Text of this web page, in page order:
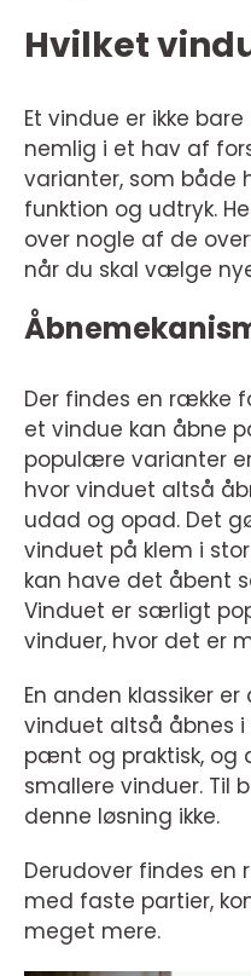
Hvilket
Et vindue er ikke
nemlig i et hav af
varianter, som både
funktion og udtryk.
over nogle af de
når du skal vælge
Der findes en række
et vindue kan åbne
populære varianter
hvor vinduet altså
udad og opad. Det
vinduet på klem i
kan have det åbent
Vinduet er særligt
vinduer, hvor det er
En anden klassiker
vinduet altså åbnes i
pænt og praktisk, og
smallere vinduer. Til
denne løsning ikke.
Derudover findes
med faste partier,
meget mere.